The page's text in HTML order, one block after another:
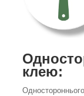
клею: